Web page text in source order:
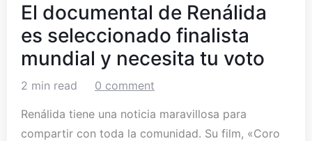
El documental de Renálida
es seleccionado finalista
mundial y necesita tu voto
2 min read 0 comment
Renálida tiene una noticia maravillosa para
compartir con toda la comunidad. Su film, «Coro